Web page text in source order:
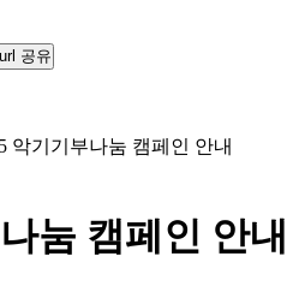
악기기부나눔 캠페인 안내
눔 캠페인 안내